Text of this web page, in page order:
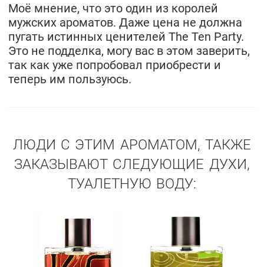
Моё мнение, что это один из королей
мужских ароматов. Даже цена не должна
пугать истинных ценителей The Ten Party.
Это не подделка, могу вас в этом заверить,
так как уже попробовал приобрести и
теперь им пользуюсь.
ЛЮДИ С ЭТИМ АРОМАТОМ, ТАКЖЕ
ЗАКАЗЫВАЮТ СЛЕДУЮЩИЕ ДУХИ,
ТУАЛЕТНУЮ ВОДУ: